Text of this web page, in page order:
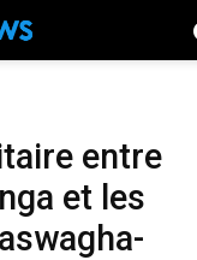
entre
et les